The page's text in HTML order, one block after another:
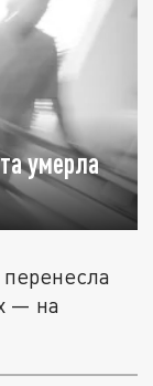
умерла
— на